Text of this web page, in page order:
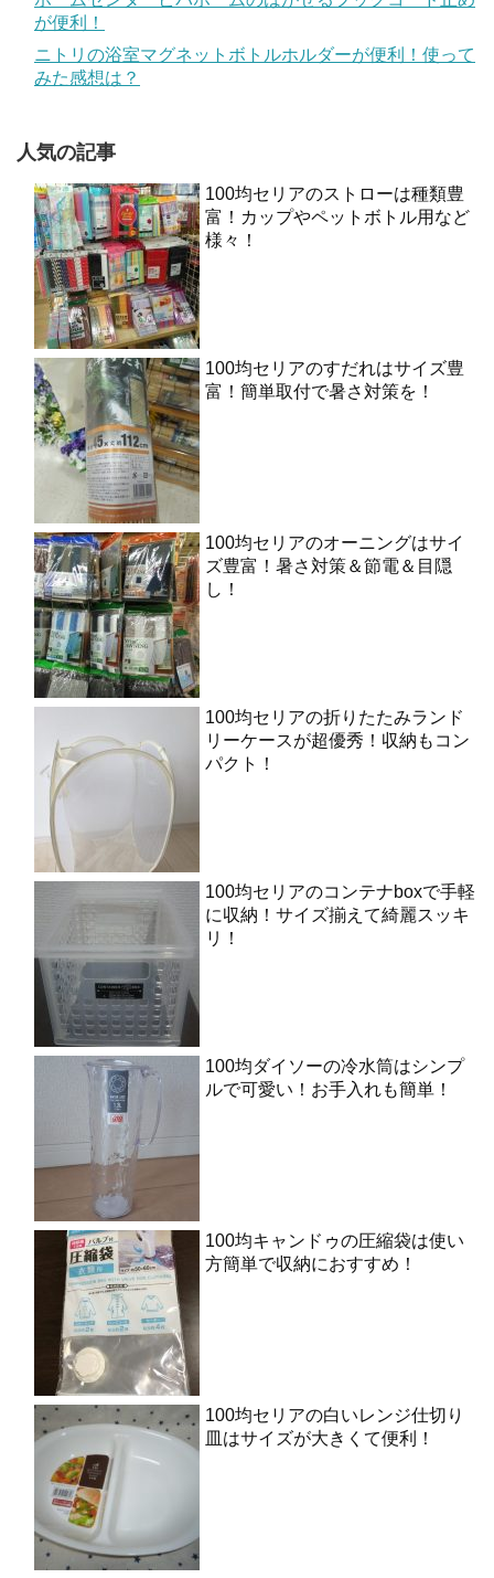
が便利！
ニトリの浴室マグネットボトルホルダーが便利！使って
みた感想は？
人気の記事
100均セリアのストローは種類豊
富！カップやペットボトル用など
様々！
100均セリアのすだれはサイズ豊
富！簡単取付で暑さ対策を！
100均セリアのオーニングはサイ
ズ豊富！暑さ対策＆節電＆目隠
し！
100均セリアの折りたたみランド
リーケースが超優秀！収納もコン
パクト！
100均セリアのコンテナboxで手軽
に収納！サイズ揃えて綺麗スッキ
リ！
100均ダイソーの冷水筒はシンプ
ルで可愛い！お手入れも簡単！
100均キャンドゥの圧縮袋は使い
方簡単で収納におすすめ！
100均セリアの白いレンジ仕切り
皿はサイズが大きくて便利！